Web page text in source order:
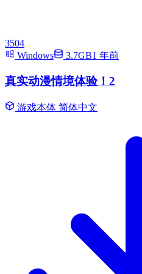
3504
Windows
3.7GB1 年前
真实动漫情境体验！2
游戏本体 简体中文